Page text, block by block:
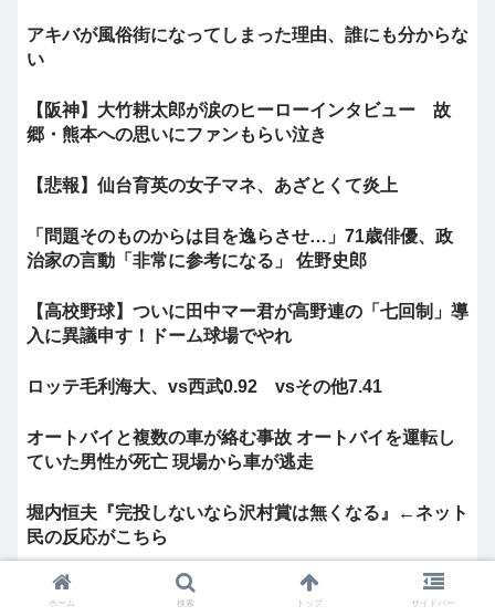
アキバが風俗街になってしまった理由、誰にも分からな
い
【阪神】大竹耕太郎が涙のヒーローインタビュー 故
郷・熊本への思いにファンもらい泣き
【悲報】仙台育英の女子マネ、あざとくて炎上
「問題そのものからは目を逸らさせ…」71歳俳優、政
治家の言動「非常に参考になる」 佐野史郎
【高校野球】ついに田中マー君が高野連の「七回制」導
入に異議申す！ドーム球場でやれ
ロッテ毛利海大、vs西武0.92 vsその他7.41
オートバイと複数の車が絡む事故 オートバイを運転し
ていた男性が死亡 現場から車が逃走
堀内恒夫『完投しないなら沢村賞は無くなる』←ネット
民の反応がこちら
【MLB】村上宗隆とルイス・アラエスの指標が完全に
ホーム 検索 トップ サイドバー